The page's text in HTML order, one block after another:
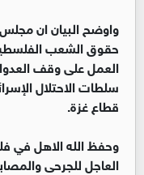
واوضح البيان ان
حقوق الشعب
العمل على وقف
سلطات الاحتلال
قطاع غزة.
وحفظ الله الاهل في
العاجل للجرحى